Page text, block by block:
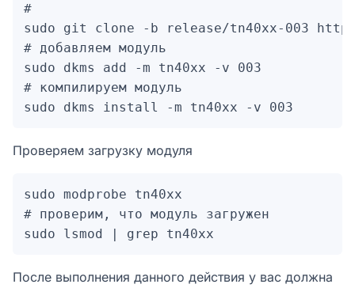
#
sudo git clone -b release/tn40xx-003
# добавляем модуль
sudo dkms add -m tn40xx -v 003
# компилируем модуль
sudo dkms install -m tn40xx -v 003
Проверяем загрузку модуля
sudo modprobe tn40xx
# проверим, что модуль загружен
sudo lsmod | grep tn40xx
После выполнения данного действия у вас должна